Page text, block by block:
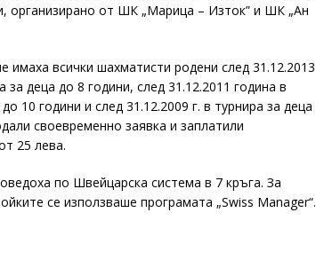
организирано от ШК „Марица – Изток” и ШК „Ан
имаха всички шахматисти родени след 31.12.2013
за деца до 8 години, след 31.12.2011 година в
10 години и след 31.12.2009 г. в турнира за деца
своевременно заявка и заплатили
25 лева.
по Швейцарска система в 7 кръга. За
се използваше програмата „Swiss Manager“.